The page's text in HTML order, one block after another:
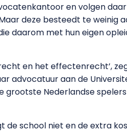
en volgen
deze besteedt te weinig
daarom met hun eigen
en het effectenrecht’,
advocatuur aan de
grootste Nederlandse
de school niet en de extra